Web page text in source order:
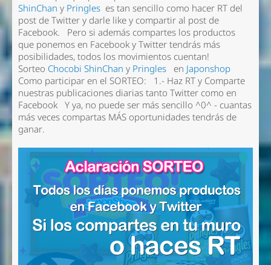
ShinChan y Pringleses tan sencillo como hacer RT del
post de Twitter y darle like y compartir al post de
Facebook. Pero si además compartes los productos
que ponemos en Facebook y Twitter tendrás más
posibilidades, todos los movimientos cuentan!
Sorteo Chocobi ShinChan y Pringlesen Japonshop
Como participar en el SORTEO: 1.- Haz RT y Comparte
nuestras publicaciones diarias tanto Twitter como en
Facebook Y ya, no puede ser más sencillo ^0^ - cuantas
más veces compartas MÁS oportunidades tendrás de
ganar.